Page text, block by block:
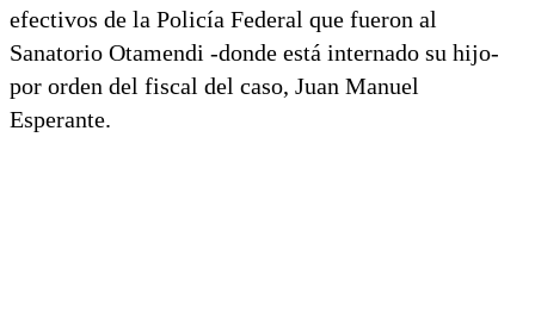
efectivos de la Policía Federal que fueron al
Sanatorio Otamendi -donde está internado su hijo-
por orden del fiscal del caso, Juan Manuel
Esperante.